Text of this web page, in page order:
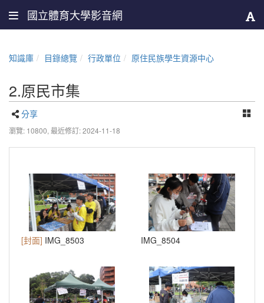
國立體育大學影音網
知識庫 目錄總覽 行政單位 原住民族學生資源中心
2.原民市集
分享
瀏覽: 10800, 最近修訂: 2024-11-18
[封面] IMG_8503 IMG_8504